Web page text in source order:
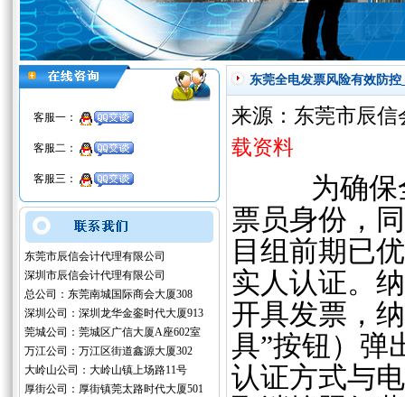
客服一：
客服二：
客服三：
东莞市辰信会计代理有限公司
深圳市辰信会计代理有限公司
总公司：东莞南城国际商会大厦308
深圳公司：深圳龙华金銮时代大厦913
莞城公司：莞城区广信大厦A座602室
万江公司：万江区街道鑫源大厦302
大岭山公司：大岭山镇上场路11号
厚街公司：厚街镇莞太路时代大厦501
东莞全电发票风险有效防
来源：东莞市辰
载资料
为确保全
票员身份，
目组前期已
实人认证。
开具发票，
具”按钮）弹
认证方式与